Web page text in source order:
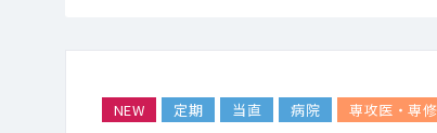
NEW 定期 当直 病院 専攻医・専